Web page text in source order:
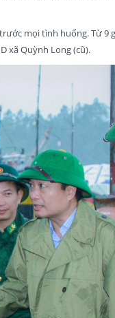
mọi tình huống. Từ 9
xã Quỳnh Long (cũ).